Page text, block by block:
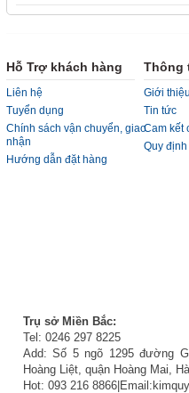
Hỗ Trợ khách hàng
Liên hệ
Tuyển dụng
Chính sách vận chuyển, giao
nhận
Hướng dẫn đặt hàng
Thông
Giới thiệu
Tin tức
Cam kết
Quy
Trụ sở Miền Bắc:
Tel: 0246 297 8225
Add: Số 5 ngõ 1295 đường
Hoàng Liệt, quận Hoàng Mai,
Hot: 093 216